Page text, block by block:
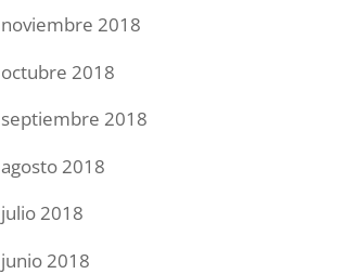
noviembre 2018
octubre 2018
septiembre 2018
agosto 2018
julio 2018
junio 2018